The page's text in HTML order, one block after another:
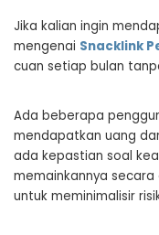
Jika kalian ingin
mengenai Snacklink
cuan setiap bulan
Ada beberapa
mendapatkan uang
ada kepastian soal
memainkannya
untuk meminimalisir